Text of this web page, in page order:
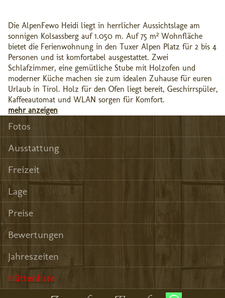
Die AlpenFewo Heidi liegt in herrlicher Aussichtslage am
sonnigen Kolsassberg auf 1.050 m. Auf 75 m² Wohnfläche
bietet die Ferienwohnung in den Tuxer Alpen Platz für 2 bis 4
Personen und ist komfortabel ausgestattet. Zwei
Schlafzimmer, eine gemütliche Stube mit Holzofen und
moderner Küche machen sie zum idealen Zuhause für euren
Urlaub in Tirol. Holz für den Ofen liegt bereit, Geschirrspüler,
Kaffeeautomat und WLAN sorgen für Komfort.
mehr anzeigen
Fotos
Ausstattung
Freizeit
Lage
Preise
Bewertungen
Jahreszeiten
Hüttenliste